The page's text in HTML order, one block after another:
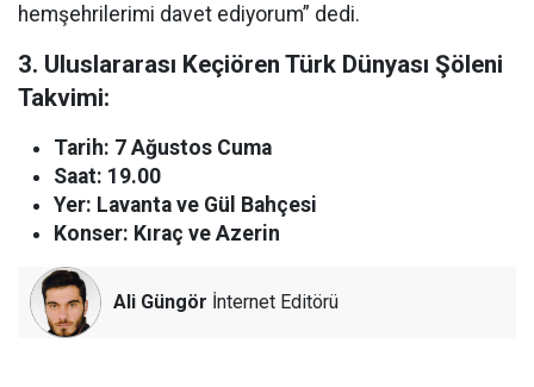
hemşehrilerimi davet ediyorum” dedi.
3. Uluslararası Keçiören Türk Dünyası Şöleni
Takvimi:
Tarih: 7 Ağustos Cuma
Saat: 19.00
Yer: Lavanta ve Gül Bahçesi
Konser: Kıraç ve Azerin
Ali Güngör İnternet Editörü